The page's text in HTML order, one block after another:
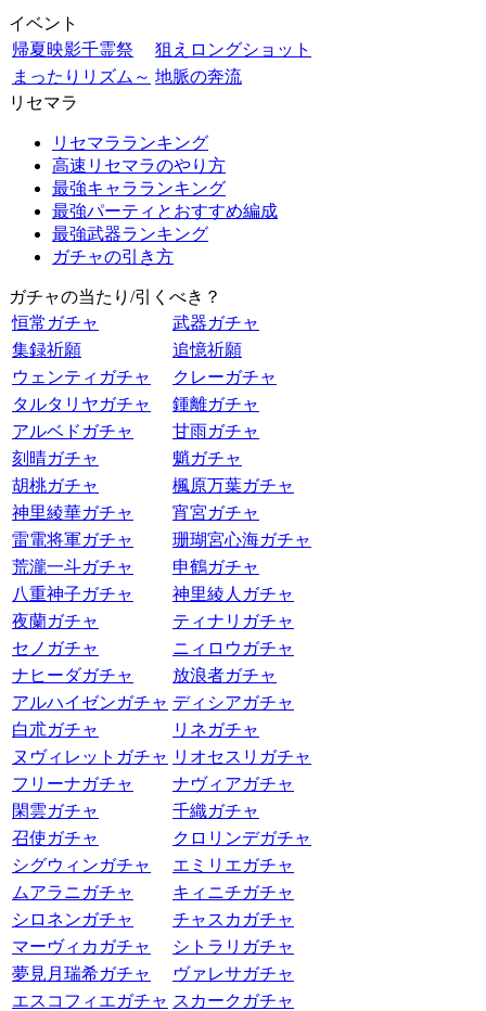
イベント
帰夏映影千霊祭
狙えロングショット
まったりリズム～ 地脈の奔流
リセマラ
リセマラランキング
高速リセマラのやり方
最強キャラランキング
最強パーティとおすすめ編成
最強武器ランキング
ガチャの引き方
ガチャの当たり/引くべき？
恒常ガチャ
武器ガチャ
集録祈願
追憶祈願
ウェンティガチャ
クレーガチャ
タルタリヤガチャ
鍾離ガチャ
アルベドガチャ
甘雨ガチャ
刻晴ガチャ
魈ガチャ
胡桃ガチャ
楓原万葉ガチャ
神里綾華ガチャ
宵宮ガチャ
雷電将軍ガチャ
珊瑚宮心海ガチャ
荒瀧一斗ガチャ
申鶴ガチャ
八重神子ガチャ
神里綾人ガチャ
夜蘭ガチャ
ティナリガチャ
セノガチャ
ニィロウガチャ
ナヒーダガチャ
放浪者ガチャ
アルハイゼンガチャ ディシアガチャ
白朮ガチャ
リネガチャ
ヌヴィレットガチャ リオセスリガチャ
フリーナガチャ
ナヴィアガチャ
閑雲ガチャ
千織ガチャ
召使ガチャ
クロリンデガチャ
シグウィンガチャ
エミリエガチャ
ムアラニガチャ
キィニチガチャ
シロネンガチャ
チャスカガチャ
マーヴィカガチャ
シトラリガチャ
夢見月瑞希ガチャ
ヴァレサガチャ
エスコフィエガチャ スカークガチャ